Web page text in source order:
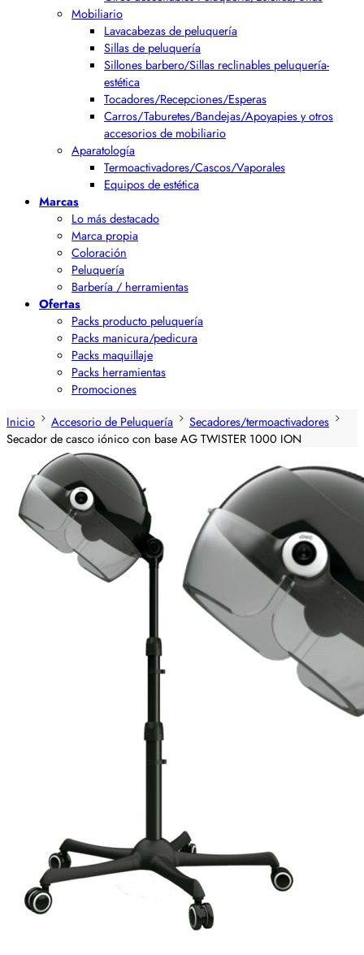
Mobiliario
Lavacabezas de peluquería
Sillas de peluquería
Sillones barbero/Sillas reclinables peluquería-
estética
Tocadores/Recepciones/Esperas
Carros/Taburetes/Bandejas/Apoyapies y otros
accesorios de mobiliario
Aparatología
Termoactivadores/Cascos/Vaporales
Equipos de estética
Marcas
Lo más destacado
Marca propia
Coloración
Peluquería
Barbería / herramientas
Ofertas
Packs producto peluquería
Packs manicura/pedicura
Packs maquillaje
Packs herramientas
Promociones
Inicio
Accesorio de Peluquería
Secadores/termoactivadores
Secador de casco iónico con base AG TWISTER 1000 ION